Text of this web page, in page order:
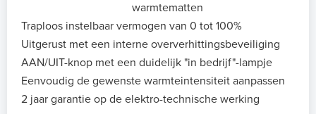
warmtematten
Traploos instelbaar vermogen van 0 tot 100%
Uitgerust met een interne oververhittingsbeveiliging
AAN/UIT-knop met een duidelijk "in bedrijf"-lampje
Eenvoudig de gewenste warmteintensiteit aanpassen
2 jaar garantie op de elektro-technische werking